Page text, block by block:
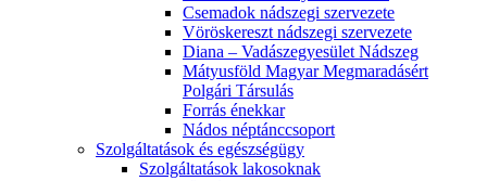
Csemadok nádszegi szervezete
Vöröskereszt nádszegi szervezete
Diana – Vadászegyesület Nádszeg
Mátyusföld Magyar Megmaradásért
Polgári Társulás
Forrás énekkar
Nádos néptánccsoport
Szolgáltatások és egészségügy
Szolgáltatások lakosoknak